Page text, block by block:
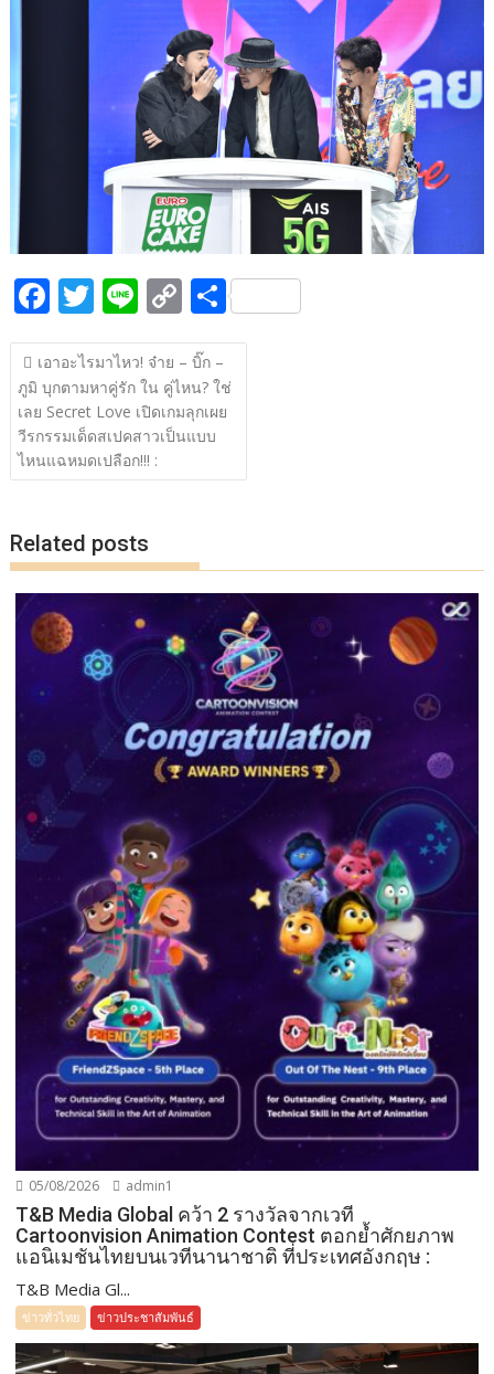
Li
n
k
F
ac
e
b
o
o
T
w
itt
er
Li
n
e
C
o
p
y
Li
n
S
h
e
แนะแนว
เรื่อง
เอาอะไรมาไหว! จ๋าย – บิ๊ก –
ภูมิ บุกตามหาคู่รัก ใน คู่ไหน? ใช่
เลย Secret Love เปิดเกมลุกเผย
วีรกรรมเด็ดสเปคสาวเป็นแบบ
ไหนแฉหมดเปลือก!!! :
Related posts
05/08/2026 admin1
T&B Media Global คว้า 2 รางวัลจากเวที
Cartoonvision Animation Contest ตอกย้ำศักยภาพ
แอนิเมชันไทยบนเวทีนานาชาติ ที่ประเทศอังกฤษ :
T&B Media Gl...
ข่าวทั่วไทย ข่าวประชาสัมพันธ์